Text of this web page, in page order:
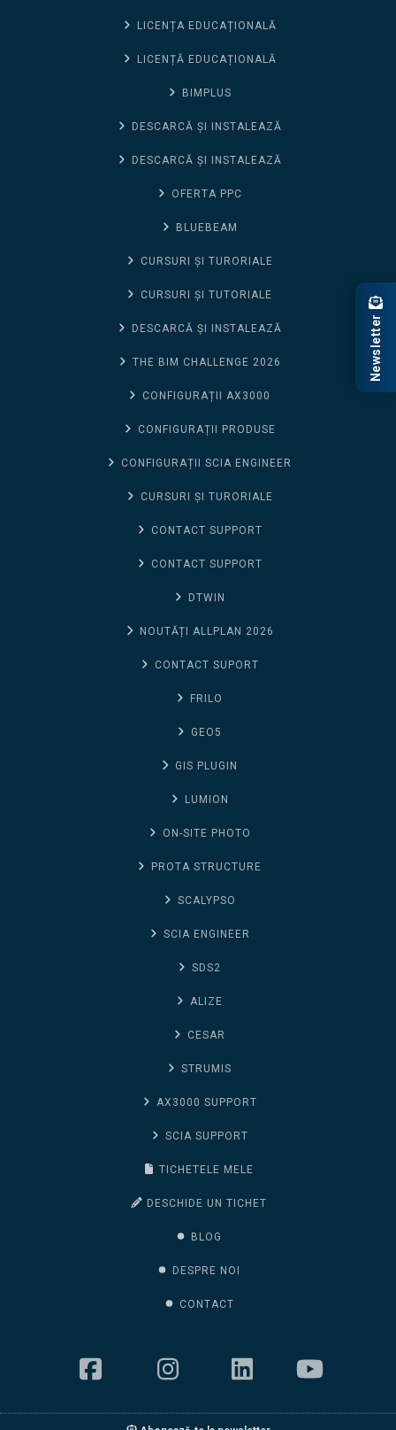
LICENȚA EDUCAȚIONALĂ
LICENȚĂ EDUCAȚIONALĂ
BIMPLUS
DESCARCĂ ȘI INSTALEAZĂ
DESCARCĂ ȘI INSTALEAZĂ
OFERTA PPC
BLUEBEAM
CURSURI ȘI TURORIALE
CURSURI ȘI TUTORIALE
DESCARCĂ ȘI INSTALEAZĂ
THE BIM CHALLENGE 2026
CONFIGURAȚII AX3000
CONFIGURAȚII PRODUSE
CONFIGURAȚII SCIA ENGINEER
CURSURI ȘI TURORIALE
CONTACT SUPPORT
CONTACT SUPPORT
DTWIN
NOUTĂȚI ALLPLAN 2026
CONTACT SUPORT
FRILO
GEO5
GIS PLUGIN
LUMION
ON-SITE PHOTO
PROTA STRUCTURE
SCALYPSO
SCIA ENGINEER
SDS2
ALIZE
CESAR
STRUMIS
AX3000 SUPPORT
SCIA SUPPORT
TICHETELE MELE
DESCHIDE UN TICHET
BLOG
DESPRE NOI
CONTACT
Newsletter